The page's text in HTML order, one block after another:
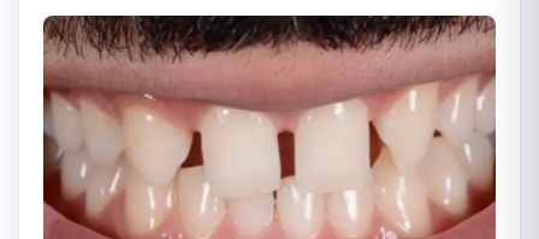
Italiano
Български
Română
Русский